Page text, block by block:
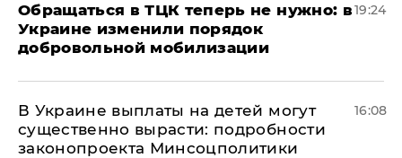
Обращаться в ТЦК теперь не нужно: в
Украине изменили порядок
добровольной мобилизации
19:24
В Украине выплаты на детей могут
существенно вырасти: подробности
законопроекта Минсоцполитики
16:08